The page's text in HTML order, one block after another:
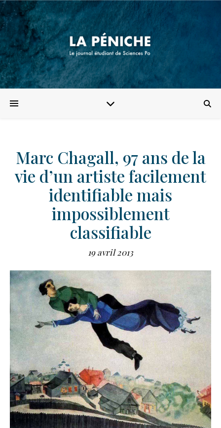
Marc Chagall, 97 ans de la
vie d’un artiste facilement
identifiable mais
impossiblement
classifiable
19 avril 2013